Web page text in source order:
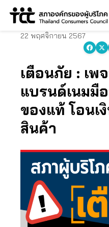
Skip
22 พฤศจิกายน 2567
เตือนภัย : เพ
แบรนด์เนมมื
ของแท้ โอนเ
สินค้า